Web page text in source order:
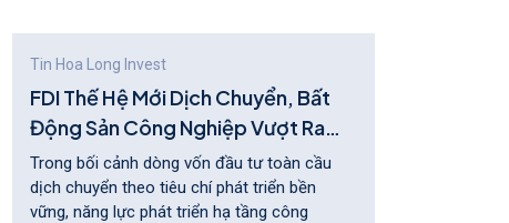
Tin Hoa Long Invest
FDI Thế Hệ Mới Dịch Chuyển, Bất
Động Sản Công Nghiệp Vượt Ra
Khỏi Cuộc Đua Lấp Đầy
Trong bối cảnh dòng vốn đầu tư toàn cầu
dịch chuyển theo tiêu chí phát triển bền
vững, năng lực phát triển hạ tầng công